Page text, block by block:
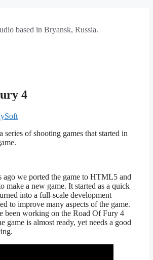
based in Bryansk, Russia.
4
series of shooting games that started in
ago we ported the game to HTML5 and
make a new game. It started as a quick
into a full-scale development
to improve many aspects of the game.
been working on the Road Of Fury 4
game is almost ready, yet needs a good